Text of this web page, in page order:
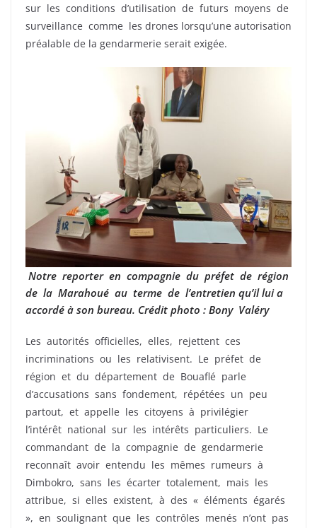
sur les conditions d’utilisation de futurs moyens de
surveillance comme les drones lorsqu’une autorisation
préalable de la gendarmerie serait exigée.
Notre reporter en compagnie du préfet de région
de la Marahoué au terme de l’entretien qu’il lui a
accordé à son bureau. Crédit photo : Bony Valéry
Les autorités officielles, elles, rejettent ces
incriminations ou les relativisent. Le préfet de
région et du département de Bouaflé parle
d’accusations sans fondement, répétées un peu
partout, et appelle les citoyens à privilégier
l’intérêt national sur les intérêts particuliers. Le
commandant de la compagnie de gendarmerie
reconnaît avoir entendu les mêmes rumeurs à
Dimbokro, sans les écarter totalement, mais les
attribue, si elles existent, à des « éléments égarés
», en soulignant que les contrôles menés n’ont pas